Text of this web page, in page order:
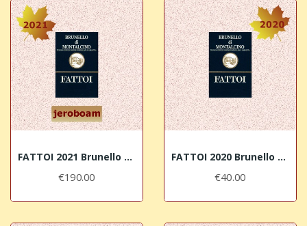
FATTOI 2021 Brunello di Montalcino DOCG JEROBOAM
€190.00
FATTOI 2020 Brunello di Montalcino DOCG
€40.00